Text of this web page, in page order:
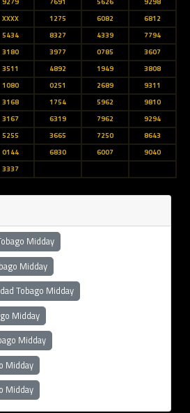
XXXX 1275 6082
6812
5434 8327 4339
7794
3180 3977 0785
3607
3511 4892 1949
3808
1080 0251 2689
9311
3168 1754 5962
9810
3167 6319 7962
9294
5255 3665 7250
8643
0144 6830 6007
9040
3337
Midday
Midday
Tobago Midday
Midday
Midday
Midday
Midday